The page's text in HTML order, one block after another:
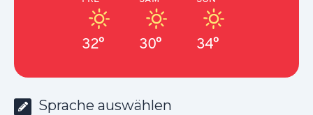
32° 30° 34°
Sprache auswählen